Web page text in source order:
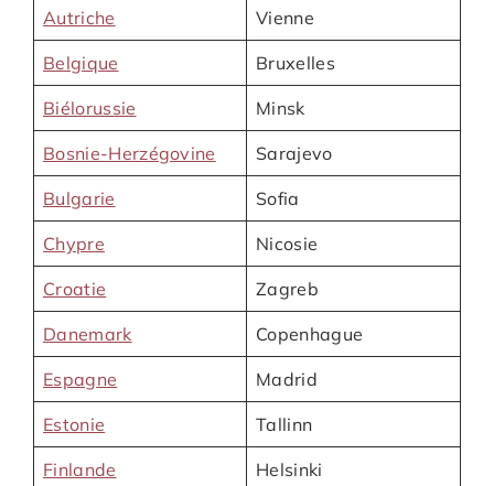
Autriche Vienne
Belgique Bruxelles
Biélorussie Minsk
Bosnie-Herzégovine Sarajevo
Bulgarie Sofia
Chypre Nicosie
Croatie Zagreb
Danemark Copenhague
Espagne Madrid
Estonie Tallinn
Finlande Helsinki